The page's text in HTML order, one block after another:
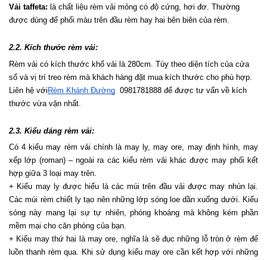
Vải taffeta: là chất liệu rèm vải mỏng có độ cứng, hơi đơ. Thường
được dùng để phối màu trên đầu rèm hay hai bên biên của rèm.
2.2. Kích thước rèm vải:
Rèm vải có kích thước khổ vải là 280cm. Tùy theo diện tích của cửa
sổ và vị trí treo rèm mà khách hàng đặt mua kích thước cho phù hợp.
Liên hệ với Rèm Khánh Đường 0981781888 để được tư vấn về kích
thước vừa vặn nhất.
2.3. Kiểu dáng rèm vải:
Có 4 kiểu may rèm vải chính là may ly, may ore, may định hình, may
xếp lớp (roman) – ngoài ra các kiểu rèm vải khác được may phối kết
hợp giữa 3 loại may trên.
+ Kiểu may ly được hiểu là các múi trên đầu vải được may nhún lại.
Các múi rèm chiết ly tạo nên những lớp sóng loe dần xuống dưới. Kiểu
sóng này mang lại sự tự nhiên, phóng khoáng mà không kém phần
mềm mại cho căn phòng của bạn.
+ Kiểu may thứ hai là may ore, nghĩa là sẽ đục những lỗ tròn ở rèm để
luồn thanh rèm qua. Khi sử dụng kiểu may ore cần kết hợp với những